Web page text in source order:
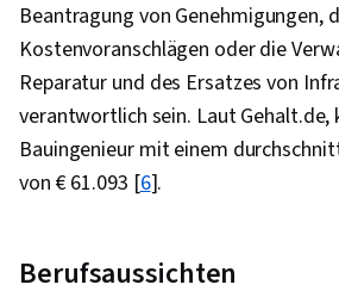
Beantragung von Genehmigungen,
Kostenvoranschlägen oder die
Reparatur und des Ersatzes von
verantwortlich sein. Laut Gehalt.de,
Bauingenieur mit einem
von € 61.093 [6].
Berufsaussichten